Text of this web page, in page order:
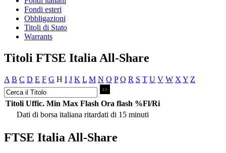
Fondi esteri
Obbligazioni
Titoli di Stato
Warrants
Titoli FTSE Italia All-Share
A B C D E F G H I J K L M N O P Q R S T U V W X Y Z
Titoli Uffic. Min Max Flash Ora flash %Fl/Ri
Dati di borsa italiana ritardati di 15 minuti
FTSE Italia All-Share